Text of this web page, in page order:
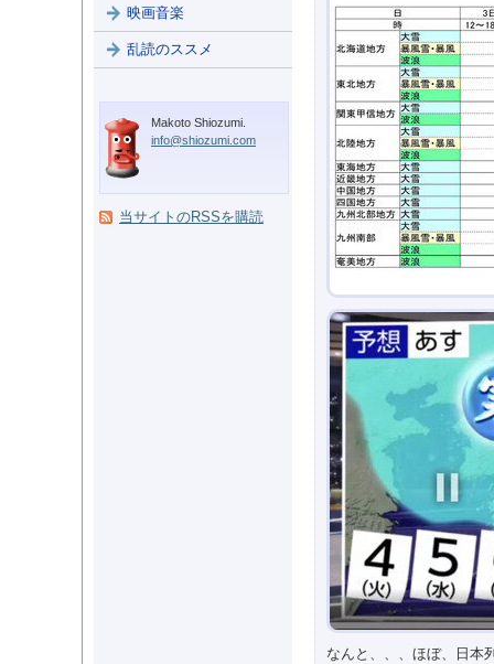
なんと、、、ほぼ、日本
映画音楽
乱読のススメ
Makoto Shiozumi.
info@shiozumi.com
当サイトのRSSを購読